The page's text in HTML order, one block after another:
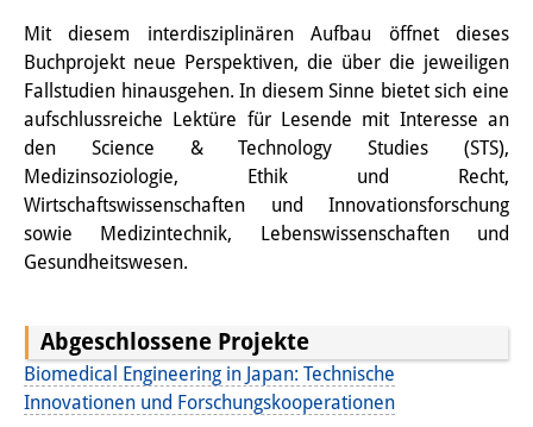
Dreisprachiges Glossar der
Demographie
Universitäre Sondersammlungen in
Japan
Join us!
Wissenschaftliche MitarbeiterInnen
Promovierende
GastwissenschaftlerInnen-
Mit diesem interdisziplinären Aufbau öffnet dieses
Buchprojekt neue Perspektiven, die über die jeweiligen
Fallstudien hinausgehen. In diesem Sinne bietet sich eine
aufschlussreiche Lektüre für Lesende mit Interesse an
den Science & Technology Studies (STS),
Medizinsoziologie, Ethik und Recht,
Wirtschaftswissenschaften und Innovationsforschung
sowie Medizintechnik, Lebenswissenschaften und
Gesundheitswesen.
Abgeschlossene Projekte
Biomedical Engineering in Japan: Technische
Innovationen und Forschungskooperationen